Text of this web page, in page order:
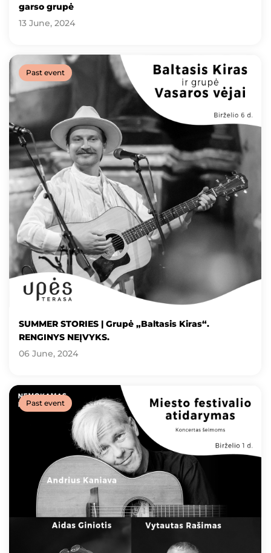
garso grupė
13 June, 2024
Past event
SUMMER STORIES | Grupė „Baltasis Kiras“.
RENGINYS NEĮVYKS.
06 June, 2024
Past event